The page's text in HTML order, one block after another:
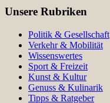
Unsere Rubriken
Politik & Gesellschaft
Verkehr & Mobilität
Wissenswertes
Sport & Freizeit
Kunst & Kultur
Genuss & Kulinarik
Tipps & Ratgeber